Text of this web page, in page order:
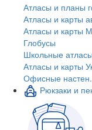
Атласы и планы
Атласы и карты
Атласы и карты
Глобусы
Школьные
Атласы и карты
Офисные
Рюкзаки и